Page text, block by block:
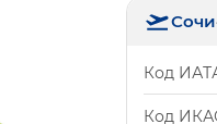
Сочи
Код
Код